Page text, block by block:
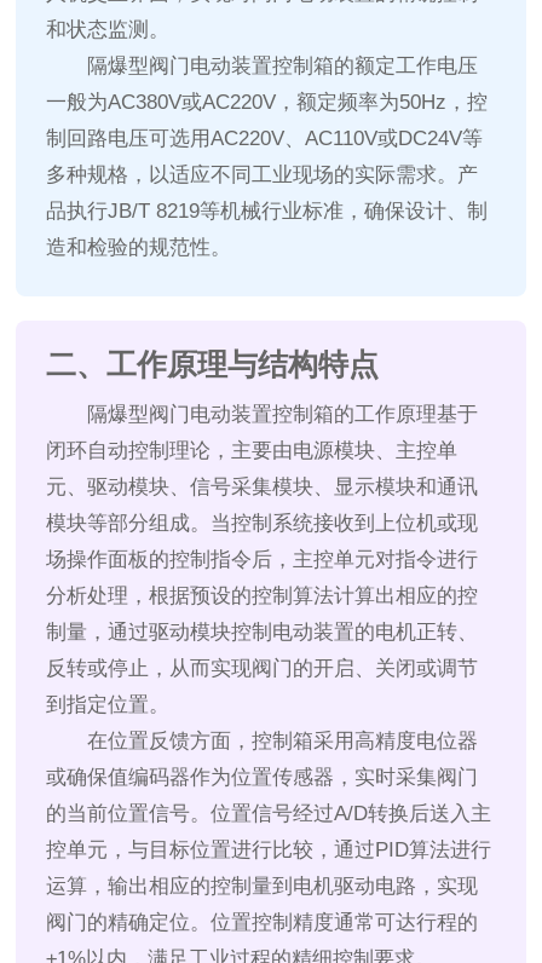
和状态监测。
隔爆型阀门电动装置控制箱的额定工作电压
一般为AC380V或AC220V，额定频率为50Hz，控
制回路电压可选用AC220V、AC110V或DC24V等
多种规格，以适应不同工业现场的实际需求。产
品执行JB/T 8219等机械行业标准，确保设计、制
造和检验的规范性。
二、工作原理与结构特点
隔爆型阀门电动装置控制箱的工作原理基于
闭环自动控制理论，主要由电源模块、主控单
元、驱动模块、信号采集模块、显示模块和通讯
模块等部分组成。当控制系统接收到上位机或现
场操作面板的控制指令后，主控单元对指令进行
分析处理，根据预设的控制算法计算出相应的控
制量，通过驱动模块控制电动装置的电机正转、
反转或停止，从而实现阀门的开启、关闭或调节
到指定位置。
在位置反馈方面，控制箱采用高精度电位器
或确保值编码器作为位置传感器，实时采集阀门
的当前位置信号。位置信号经过A/D转换后送入主
控单元，与目标位置进行比较，通过PID算法进行
运算，输出相应的控制量到电机驱动电路，实现
阀门的精确定位。位置控制精度通常可达行程的